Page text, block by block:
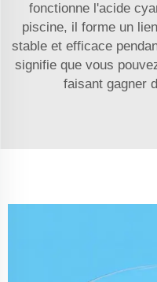
fonctionne l'acide
piscine, il forme un
stable et efficace
signifie que vous
faisant gagner